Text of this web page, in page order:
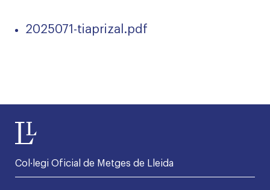
2025071-tiaprizal.pdf
Col·legi Oficial de Metges de Lleida